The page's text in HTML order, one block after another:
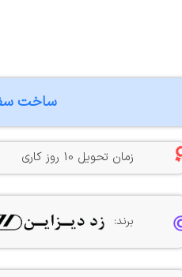
ساخت
زمان تحویل 10 روز کاری
برند: